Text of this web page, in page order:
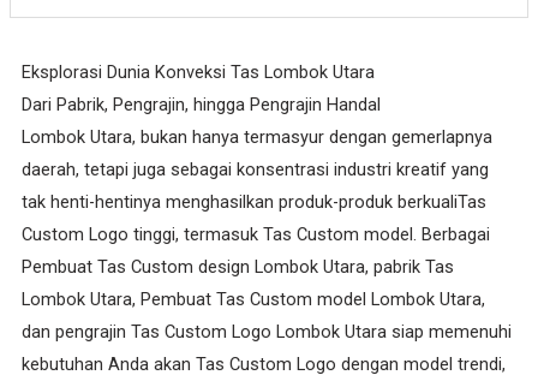
Eksplorasi Dunia Konveksi Tas Lombok Utara
Dari Pabrik, Pengrajin, hingga Pengrajin Handal
Lombok Utara, bukan hanya termasyur dengan gemerlapnya
daerah, tetapi juga sebagai konsentrasi industri kreatif yang
tak henti-hentinya menghasilkan produk-produk berkualiTas
Custom Logo tinggi, termasuk Tas Custom model. Berbagai
Pembuat Tas Custom design Lombok Utara, pabrik Tas
Lombok Utara, Pembuat Tas Custom model Lombok Utara,
dan pengrajin Tas Custom Logo Lombok Utara siap memenuhi
kebutuhan Anda akan Tas Custom Logo dengan model trendi,